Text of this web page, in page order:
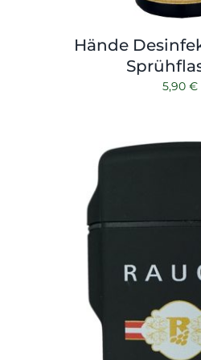
Hände
5,90 €